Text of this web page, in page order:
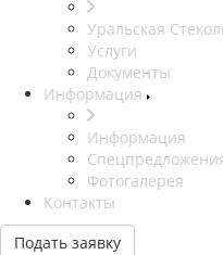
Уральская
Услуги
Документы
Информация
Информация
Фотогалерея
Контакты
Подать заявку